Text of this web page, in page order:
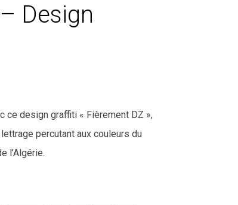
Design
ce design graffiti « Fièrement DZ »,
percutant aux couleurs du
l’Algérie.